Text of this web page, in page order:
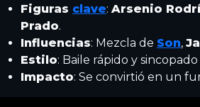
Figuras clave: Arsenio
Prado.
Influencias: Mezcla de Son,
Estilo: Baile rápido y
Impacto: Se convirtió en un